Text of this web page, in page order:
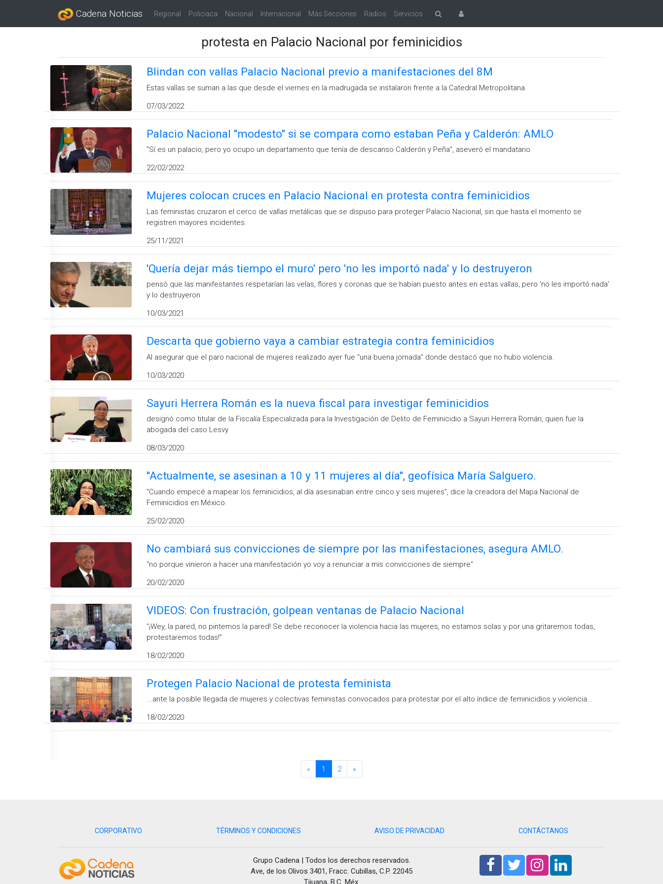
Cadena Noticias Regional Policiaca Nacional Internacional Más Secciones Radios Servicios
protesta en Palacio Nacional por feminicidios
Blindan con vallas Palacio Nacional previo a manifestaciones del 8M
Estas vallas se suman a las que desde el viernes en la madrugada se instalaron frente a la Catedral Metropolitana
07/03/2022
Palacio Nacional ''modesto'' si se compara como estaban Peña y Calderón: AMLO
''Sí es un palacio, pero yo ocupo un departamento que tenía de descanso Calderón y Peña'', aseveró el mandatario
22/02/2022
Mujeres colocan cruces en Palacio Nacional en protesta contra feminicidios
Las feministas cruzaron el cerco de vallas metálicas que se dispuso para proteger Palacio Nacional, sin que hasta el momento se
registren mayores incidentes.
25/11/2021
'Quería dejar más tiempo el muro' pero 'no les importó nada' y lo destruyeron
pensó que las manifestantes respetarían las velas, flores y coronas que se habían puesto antes en estas vallas, pero 'no les importó nada'
y lo destruyeron
10/03/2021
Descarta que gobierno vaya a cambiar estrategia contra feminicidios
Al asegurar que el paro nacional de mujeres realizado ayer fue “una buena jornada” donde destacó que no hubo violencia.
10/03/2020
Sayuri Herrera Román es la nueva fiscal para investigar feminicidios
designó como titular de la Fiscalía Especializada para la Investigación de Delito de Feminicidio a Sayuri Herrera Román, quien fue la
abogada del caso Lesvy
08/03/2020
''Actualmente, se asesinan a 10 y 11 mujeres al día'', geofísica María Salguero.
''Cuando empecé a mapear los feminicidios, al día asesinaban entre cinco y seis mujeres'', dice la creadora del Mapa Nacional de
Feminicidios en México.
25/02/2020
No cambiará sus convicciones de siempre por las manifestaciones, asegura AMLO.
''no porque vinieron a hacer una manifestación yo voy a renunciar a mis convicciones de siempre''
20/02/2020
VIDEOS: Con frustración, golpean ventanas de Palacio Nacional
''¡Wey, la pared, no pintemos la pared! Se debe reconocer la violencia hacia las mujeres, no estamos solas y por una gritaremos todas,
protestaremos todas!''
18/02/2020
Protegen Palacio Nacional de protesta feminista
...ante la posible llegada de mujeres y colectivas feministas convocados para protestar por el alto índice de feminicidios y violencia...
18/02/2020
« 1 2 »
CORPORATIVO TÉRMINOS Y CONDICIONES AVISO DE PRIVACIDAD CONTÁCTANOS
Grupo Cadena | Todos los derechos reservados.
Ave, de los Olivos 3401, Fracc. Cubillas, C.P. 22045
Tijuana, B.C. Méx.